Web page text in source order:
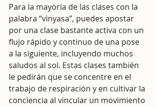
Para la mayoría de las clases con la
palabra “vinyasa”, puedes apostar
por una clase bastante activa con un
flujo rápido y continuo de una pose
a la siguiente, incluyendo muchos
saludos al sol. Estas clases también
le pedirán que se concentre en el
trabajo de respiración y en cultivar la
conciencia al vincular un movimiento